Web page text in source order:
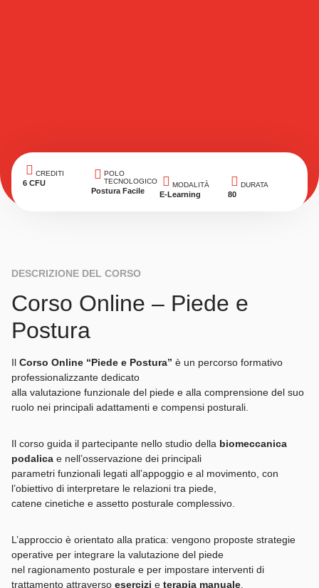
CREDITI
6 CFU
POLO
TECNOLOGICO
Postura Facile
MODALITÀ
E-Learning
DURATA
80
DESCRIZIONE DEL CORSO
Corso Online – Piede e
Postura
Il Corso Online “Piede e Postura” è un percorso formativo
professionalizzante dedicato
alla valutazione funzionale del piede e alla comprensione del suo
ruolo nei principali adattamenti e compensi posturali.
Il corso guida il partecipante nello studio della biomeccanica
podalica e nell’osservazione dei principali
parametri funzionali legati all’appoggio e al movimento, con
l’obiettivo di interpretare le relazioni tra piede,
catene cinetiche e assetto posturale complessivo.
L’approccio è orientato alla pratica: vengono proposte strategie
operative per integrare la valutazione del piede
nel ragionamento posturale e per impostare interventi di
trattamento attraverso esercizi e terapia manuale